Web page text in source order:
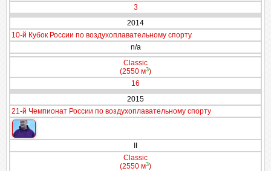
3
2014
10-й Кубок России по воздухоплавательному спорту
n/a
Classic
(2550 м3)
16
2015
21-й Чемпионат России по воздухоплавательному спорту
Classic
(2550 м3)